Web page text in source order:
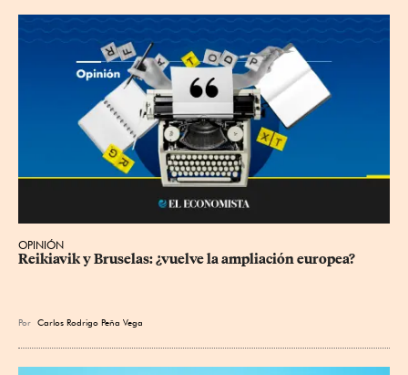
OPINIÓN
Reikiavik y Bruselas: ¿vuelve la ampliación europea?
Por Carlos Rodrigo Peña Vega